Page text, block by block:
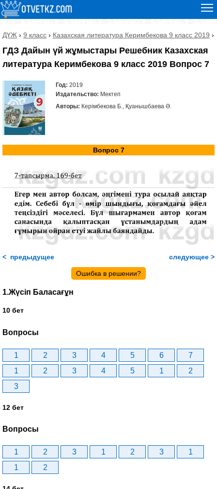
ДҮЖ › 9 класс › Казахская литература Керимбекова 9 класс 2019 ›
ГДЗ Дайын үй жұмыстары Решебник Казахская
литература Керимбекова 9 класс 2019 Вопрос 7
Год: 2019
Издательство: Мектеп
Авторы: Керімбекова Б., Қуанышбаева Ә.
Вопрос 7
< предыдущее следующее >
Ошибка в решении?
1.Жүсіп Баласағұн
10 бет
Вопросы
1 2 3 4 5 6
7
1
2 3 4 5 1
2
3
12 бет
Вопросы
1 2 3 1 2 3
1
1
2